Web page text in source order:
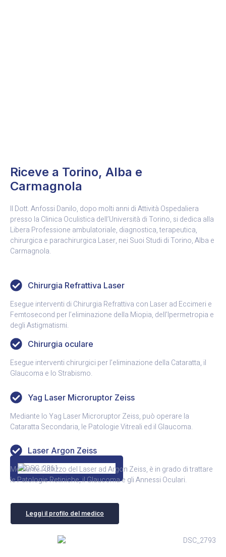
Riceve a Torino, Alba e
Carmagnola
Il Dott. Anfossi Danilo, dopo molti anni di Attività Ospedaliera
presso la Clinica Oculistica dell’Università di Torino, si dedica alla
Libera Professione ambulatoriale, diagnostica, terapeutica,
chirurgica e parachirurgica Laser, nei Suoi Studi di Torino, Alba e
Carmagnola.
Chirurgia Refrattiva Laser
Esegue interventi di Chirurgia Refrattiva con Laser ad Eccimeri e
Femtosecond per l’eliminazione della Miopia, dell’Ipermetropia e
degli Astigmatismi.
Chirurgia oculare
Esegue interventi chirurgici per l’eliminazione della Cataratta, il
Glaucoma e lo Strabismo.
Yag Laser Microruptor Zeiss
Mediante lo Yag Laser Microruptor Zeiss, può operare la
Cataratta Secondaria, le Patologie Vitreali ed il Glaucoma.
Laser Argon Zeiss
Mediante l’utilizzo del Laser ad Argon Zeiss, è in grado di trattare
le Patologie Retiniche, il Glaucoma e gli Annessi Oculari.
Leggi il profilo del medico